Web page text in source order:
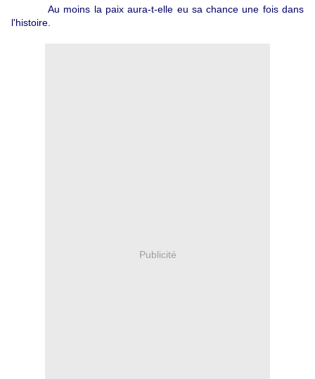
Au moins la paix aura-t-elle eu sa chance une fois dans
l'histoire.
Publicité